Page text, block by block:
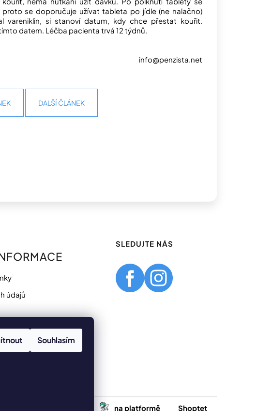
Souhlasím
se doporučuje užívat tableta po jídle (ne nalačno)
vareniklin, si stanoví datum, kdy chce přestat kouřit.
datem. Léčba pacienta trvá 12 týdnů.
info@penzista.net
DALŠÍ ČLÁNEK
údajů
SLEDUJTE NÁS
na platformě Shoptet